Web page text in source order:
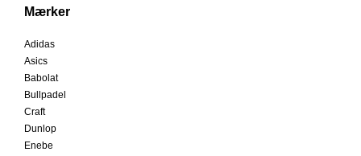
Mærker
Adidas
Asics
Babolat
Bullpadel
Craft
Dunlop
Enebe